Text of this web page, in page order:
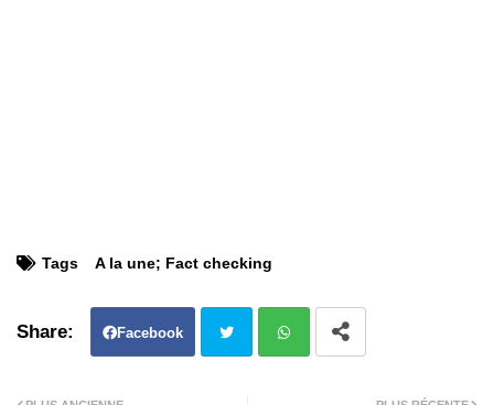
Tags A la une; Fact checking
Facebook